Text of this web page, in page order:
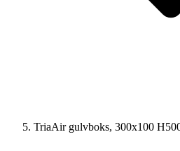
TriaAir gulvboks, 300x100